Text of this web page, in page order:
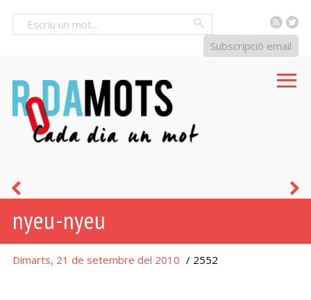
RSS
Subscripció email
nyeu-nyeu
Dimarts, 21 de setembre del 2010 / 2552
gara-
gara